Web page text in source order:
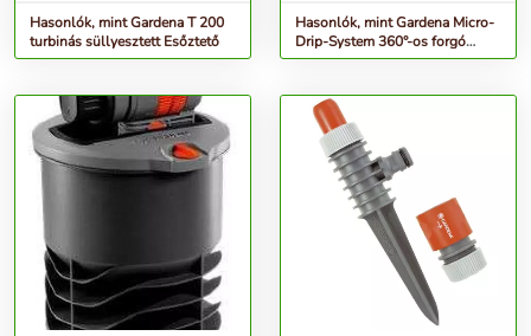
Hasonlók, mint Gardena T 200
turbinás süllyesztett Esőztető
Hasonlók, mint Gardena Micro-
Drip-System 360°-os forgó
permetező Esőztető 2 db